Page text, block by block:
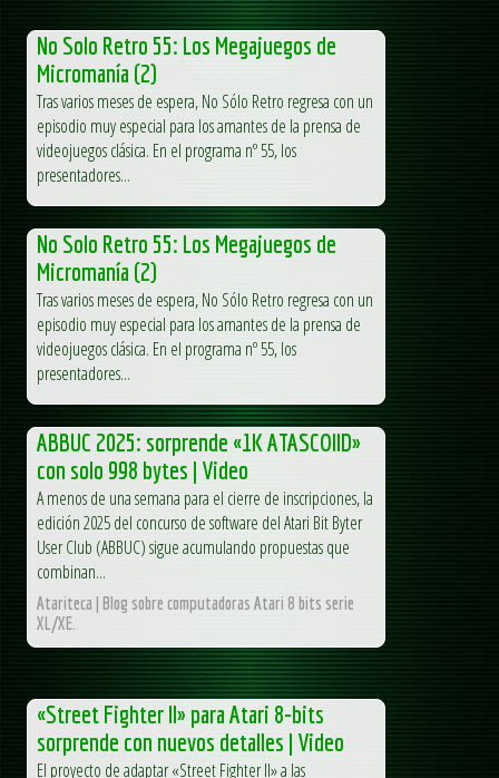
No Solo Retro 55: Los Megajuegos de
Micromanía (2)
Tras varios meses de espera, No Sólo Retro regresa con un
episodio muy especial para los amantes de la prensa de
videojuegos clásica. En el programa nº 55, los
presentadores...
No Solo Retro 55: Los Megajuegos de
Micromanía (2)
Tras varios meses de espera, No Sólo Retro regresa con un
episodio muy especial para los amantes de la prensa de
videojuegos clásica. En el programa nº 55, los
presentadores...
ABBUC 2025: sorprende «1K ATASCOIID»
con solo 998 bytes | Video
A menos de una semana para el cierre de inscripciones, la
edición 2025 del concurso de software del Atari Bit Byter
User Club (ABBUC) sigue acumulando propuestas que
combinan...
Atariteca | Blog sobre computadoras Atari 8 bits serie
XL/XE.
«Street Fighter II» para Atari 8-bits
sorprende con nuevos detalles | Video
El proyecto de adaptar «Street Fighter II» a las